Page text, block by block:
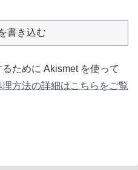
書き込む
ために Akismet を使って
方法の詳細はこちらをご覧